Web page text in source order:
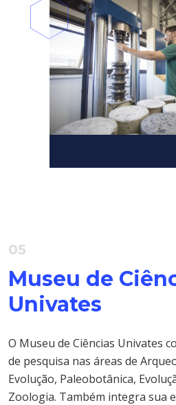
05
Museu de
Univates
O Museu de Ciências Univates
de pesquisa nas áreas de
Evolução, Paleobotânica,
Zoologia. Também integra sua